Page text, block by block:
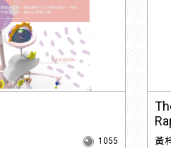
1055
黃